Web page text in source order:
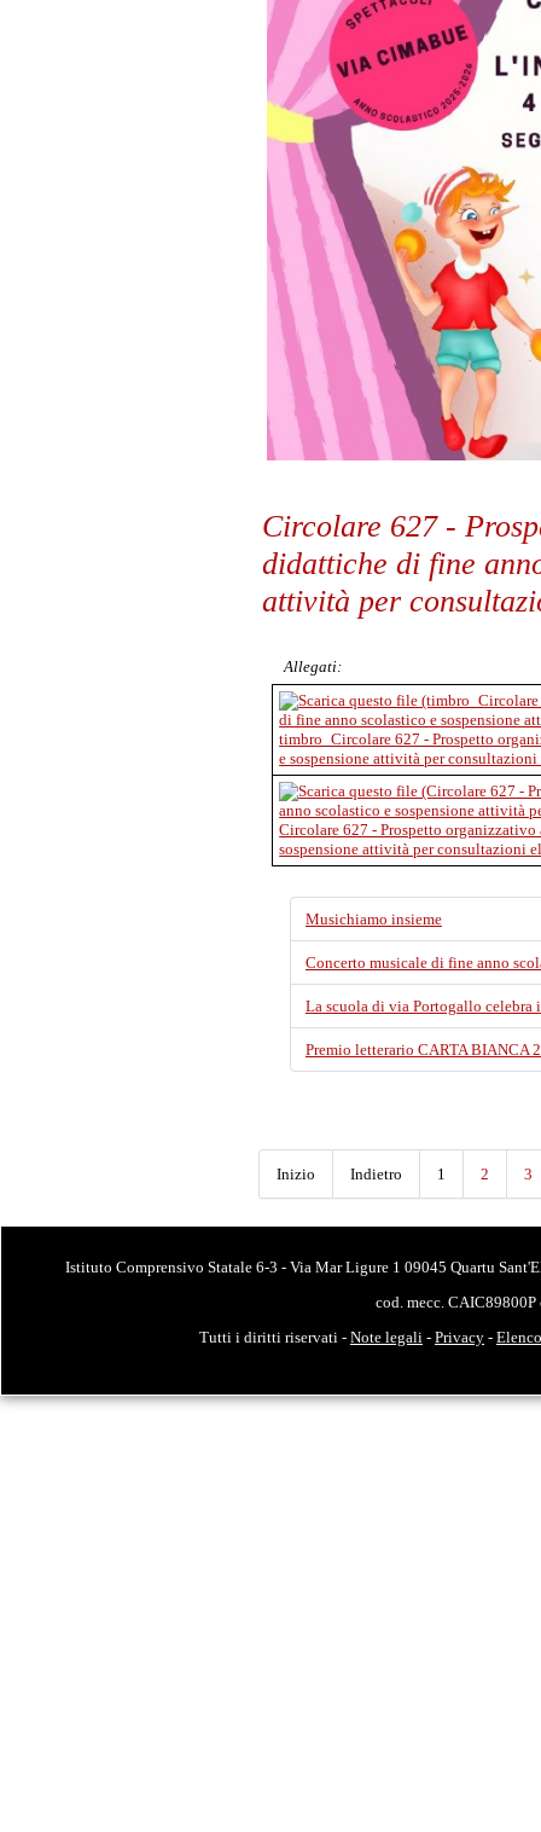
Circolare 627 -
didattiche di fine
attività per
Allegati:
timbro_Circolare 627 - Prospetto
e sospensione attività per
Circolare 627 - Prospetto
sospensione attività per consultazioni
Musichiamo insieme
Concerto musicale di fine anno
La scuola di via Portogallo celebra
Premio letterario CARTA BIANCA
Inizio Indietro 1 2 3
Istituto Comprensivo Statale 6-3 - Via Mar Ligure 1 09045 Quartu
cod. mecc.
Tutti i diritti riservati - Note legali - Privacy -